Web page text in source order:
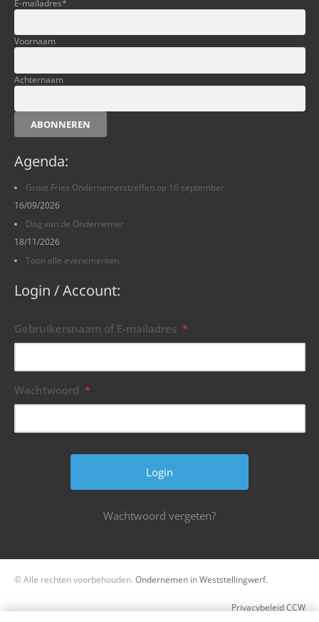
E-mailadres*
Voornaam
Achternaam
ABONNEREN
Agenda:
Groot Fries Ondernemerstreffen op 16 september
16/09/2026
Dag van de Ondernemer
18/11/2026
Toon alle evenementen.
Login / Account:
Gebruikersnaam of E-mailadres *
Wachtwoord *
Wachtwoord vergeten?
© Alle rechten voorbehouden. Ondernemen in Weststellingwerf.
Privacybeleid CCW